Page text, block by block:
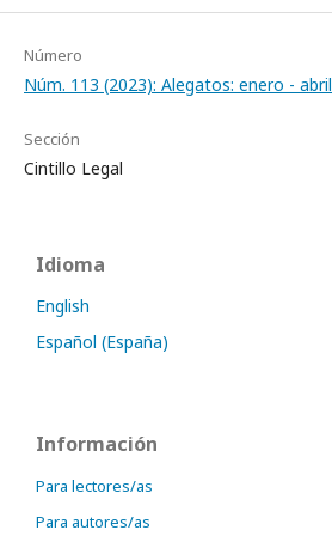
Número
Núm. 113 (2023): Alegatos: enero - abril
Sección
Cintillo Legal
Idioma
English
Español (España)
Información
Para lectores/as
Para autores/as